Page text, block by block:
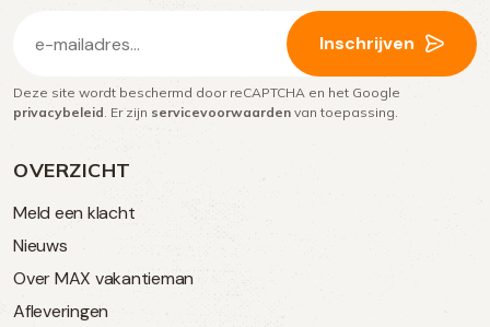
OVERZICHT
Meld een klacht
Nieuws
Over MAX vakantieman
Afleveringen
(Vereist)
Inschrijven
Deze site wordt beschermd door reCAPTCHA en het Google
privacybeleid. Er zijn servicevoorwaarden van toepassing.